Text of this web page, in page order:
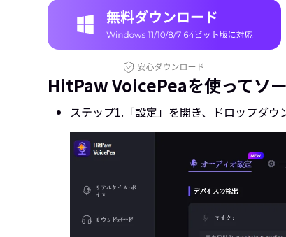
HitPaw VoicePeaを使ってソ
ステップ1. 「設定」を開き、ドロップダ